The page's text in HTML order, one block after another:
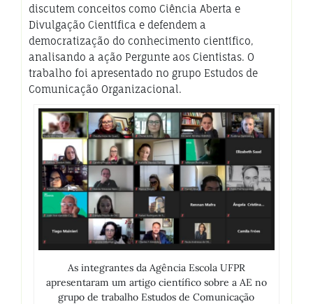
discutem conceitos como Ciência Aberta e
Divulgação Científica e defendem a
democratização do conhecimento científico,
analisando a ação Pergunte aos Cientistas. O
trabalho foi apresentado no grupo Estudos de
Comunicação Organizacional.
As integrantes da Agência Escola UFPR
apresentaram um artigo científico sobre a AE no
grupo de trabalho Estudos de Comunicação